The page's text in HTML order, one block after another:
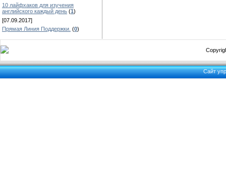
10 лайфхаков для изучения
английского каждый день (1)
[07.09.2017]
Прямая Линия Поддержки. (0)
Сайт